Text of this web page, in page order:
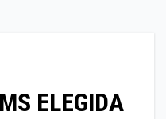
ELEGIDA